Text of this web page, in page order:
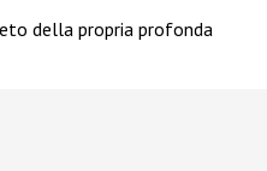
della propria profonda